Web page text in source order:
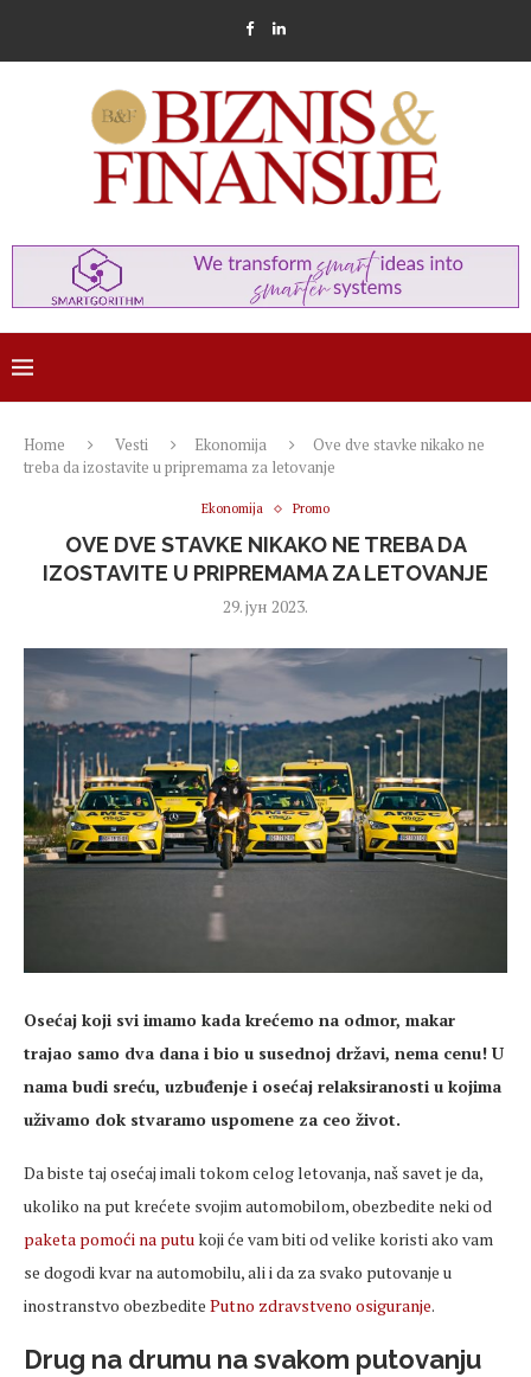
Home Vesti Ekonomija
Ove dve stavke nikako ne
treba da izostavite u pripremama za letovanje
Ekonomija Promo
OVE DVE STAVKE NIKAKO NE TREBA DA
IZOSTAVITE U PRIPREMAMA ZA LETOVANJE
29. јун 2023.
Osećaj koji svi imamo kada krećemo na odmor, makar
trajao samo dva dana i bio u susednoj državi, nema cenu! U
nama budi sreću, uzbuđenje i osećaj relaksiranosti u kojima
uživamo dok stvaramo uspomene za ceo život.
Da biste taj osećaj imali tokom celog letovanja, naš savet je da,
ukoliko na put krećete svojim automobilom, obezbedite neki od
paketa pomoći na putukoji će vam biti od velike koristi ako vam
se dogodi kvar na automobilu, ali i da za svako putovanje u
inostranstvo obezbedite Putno zdravstveno osiguranje.
Drug na drumu na svakom putovanju